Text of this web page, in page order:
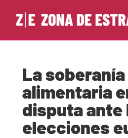
La soberanía
alimentaria
disputa ante
elecciones